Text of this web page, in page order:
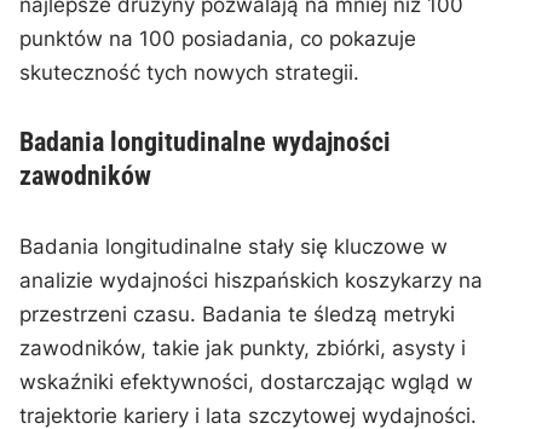
punktów na 100 posiadania, co pokazuje
skuteczność tych nowych strategii.
Badania longitudinalne wydajności
zawodników
Badania longitudinalne stały się kluczowe w
analizie wydajności hiszpańskich koszykarzy na
przestrzeni czasu. Badania te śledzą metryki
zawodników, takie jak punkty, zbiórki, asysty i
wskaźniki efektywności, dostarczając wgląd w
trajektorie kariery i lata szczytowej wydajności.